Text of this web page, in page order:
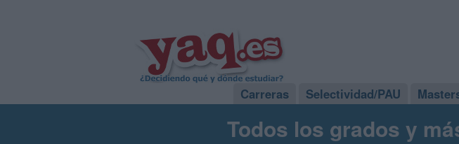
Carreras Selectividad/PAU
Todos los grados y